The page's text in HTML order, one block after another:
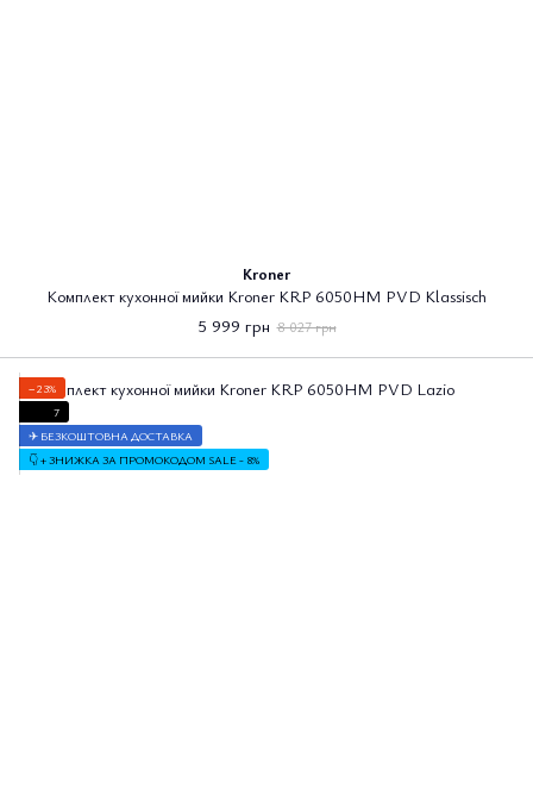
Kroner
Комплект кухонної мийки Kroner KRP 6050HM PVD Klassisch
5 999 грн 8 027 грн
−23%
7
✈ БЕЗКОШТОВНА ДОСТАВКА
👇 + ЗНИЖКА ЗА ПРОМОКОДОМ SALE - 8%